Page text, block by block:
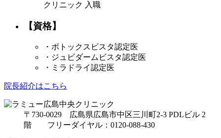
クリニック 入職
【資格】
・ボトックスビスタ認定医
・ジュビダームビスタ認定医
・ミラドライ認定医
院長紹介はこちら
〒730-0029 広島県広島市中区三川町2-3 PDLビル 2
階 フリーダイヤル：0120-088-430